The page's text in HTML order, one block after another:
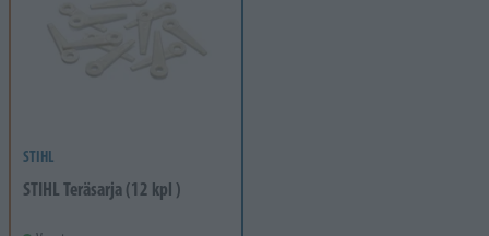
STIHL
STIHL Teräsarja (12 kpl )